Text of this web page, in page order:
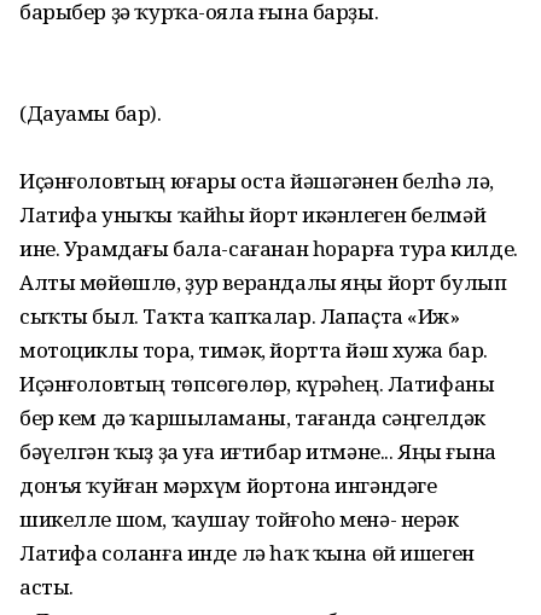
барыбер ҙә ҡурҡа-ояла ғына барҙы.
(Дауамы бар).
Иҫәнғоловтың юғары оста йәшәгәнен белһә лә,
Латифа уныҡы ҡайһы йорт икәнлеген белмәй
ине. Урамдағы бала-сағанан һорарға тура килде.
Алты мөйөшлө, ҙур верандалы яңы йорт булып
сыҡты был. Таҡта ҡапҡалар. Лапаҫта «Иж»
мотоциклы тора, тимәк, йортта йәш хужа бар.
Иҫәнғоловтың төпсөгөлөр, күрәһең. Латифаны
бер кем дә ҡаршыламаны, тағанда сәңгелдәк
бәүелгән ҡыҙ ҙа уға иғтибар итмәне... Яңы ғына
донъя ҡуйған мәрхүм йортона ингәндәге
шикелле шом, ҡаушау тойғоһо менә- нерәк
Латифа соланға инде лә һаҡ ҡына өй ишеген
асты.